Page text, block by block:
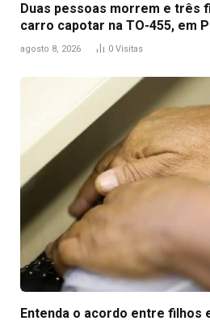
Duas pessoas morrem e três
carro capotar na TO-455, em
agosto 8, 2026 0 Visitas
Entenda o acordo entre filhos